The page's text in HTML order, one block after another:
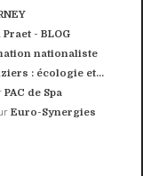
- BLOG
nationaliste
: écologie et...
PAC de Spa
Euro-Synergies